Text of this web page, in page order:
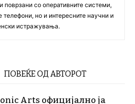
поврзани со оперативните системи,
телефони, но и интересните научни и
истражувања.
ПОВЕЌЕ ОД АВТОРОТ
Arts официјално ја